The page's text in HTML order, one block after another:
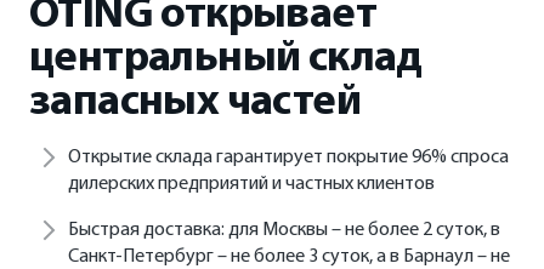
ФИНАНСЫ И КРЕДИТ
Кредитные программы
OTING открывает
центральный склад
запасных частей
Открытие склада гарантирует покрытие 96% спроса
дилерских предприятий и частных клиентов
Быстрая доставка: для Москвы – не более 2 суток, в
Санкт-Петербург – не более 3 суток, а в Барнаул – не